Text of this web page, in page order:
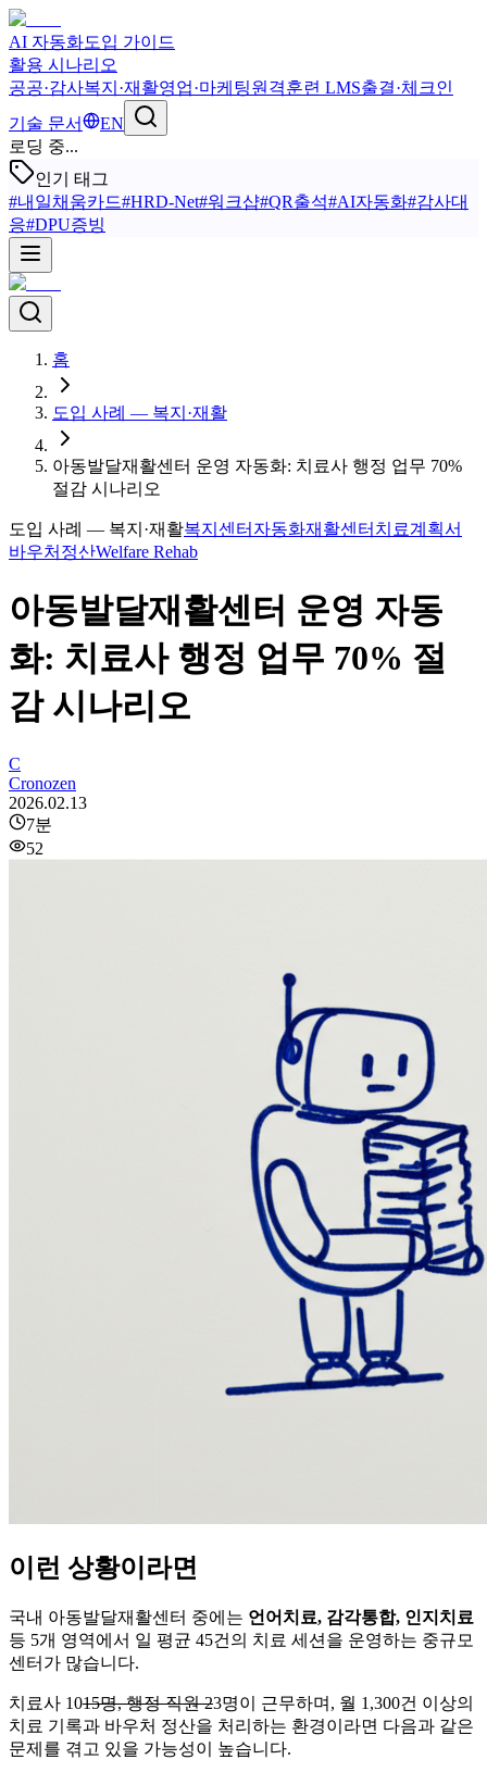
AI 자동화도입 가이드
활용 시나리오
공공·감사복지·재활영업·마케팅원격훈련 LMS출결·체크인
기술 문서
EN
로딩 중...
인기 태그
#내일채움카드#HRD-Net#워크샵#QR출석#AI자동화#감사대
응#DPU증빙
홈
도입 사례 — 복지·재활
아동발달재활센터 운영 자동화: 치료사 행정 업무 70%
절감 시나리오
도입 사례 — 복지·재활복지센터자동화재활센터 치료계획서
바우처정산Welfare Rehab
아동발달재활센터 운영 자동
화: 치료사 행정 업무 70% 절
감 시나리오
C
Cronozen
2026.02.13
7분
52
이런 상황이라면
국내 아동발달재활센터 중에는 언어치료, 감각통합, 인지치료
등 5개 영역에서 일 평균 45건의 치료 세션을 운영하는 중규모
센터가 많습니다.
치료사 1015명, 행정 직원 23명이 근무하며, 월 1,300건 이상의
치료 기록과 바우처 정산을 처리하는 환경이라면 다음과 같은
문제를 겪고 있을 가능성이 높습니다.